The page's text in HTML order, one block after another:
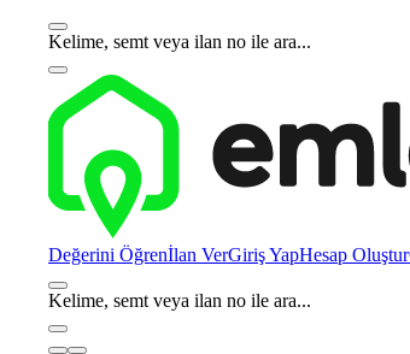
Kelime, semt veya ilan no ile ara...
Değerini Öğrenİlan VerGiriş YapHesap Oluştur
Kelime, semt veya ilan no ile ara...